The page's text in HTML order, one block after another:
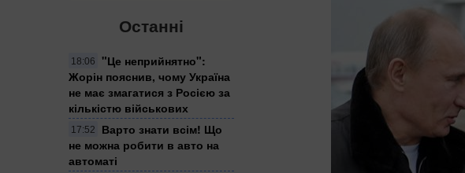
Останні
18:06
"Це неприйнятно":
Жорін пояснив, чому Україна
не має змагатися з Росією за
кількістю військових
17:52
Варто знати всім! Що
не можна робити в авто на
автоматі